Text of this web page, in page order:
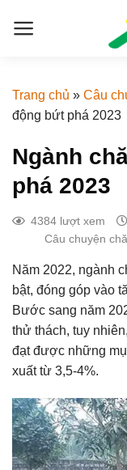
Trang chủ » Câu
động bứt phá 2023
Ngành
phá 2023
4384 lượt xem
Câu chuyện
Năm 2022, ngành
bật, đóng góp vào
Bước sang năm
thử thách, tuy
đạt được những
xuất từ 3,5-4%.